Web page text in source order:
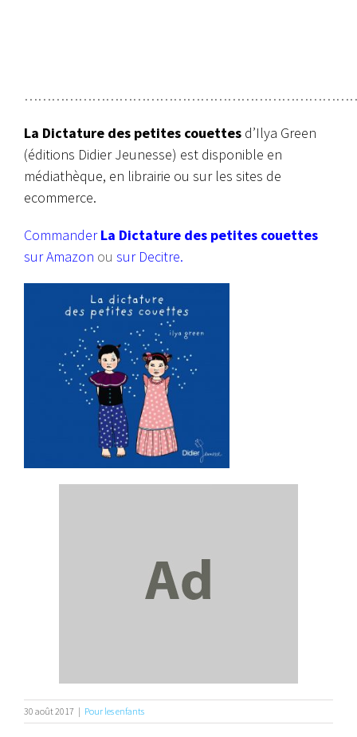
La Dictature des petites couettes d’Ilya Green
(éditions Didier Jeunesse) est disponible en
médiathèque, en librairie ou sur les sites de
ecommerce.
CommanderLa Dictature des petites couettes
sur Amazon ou sur Decitre.
30 août 2017 | Pour les enfants